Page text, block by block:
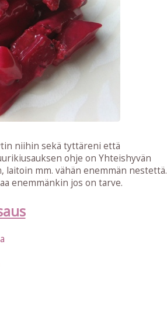
niihin sekä tyttäreni että
ohje on Yhteishyvän
laitoin mm. vähän enemmän nestettä.
enemmänkin jos on tarve.